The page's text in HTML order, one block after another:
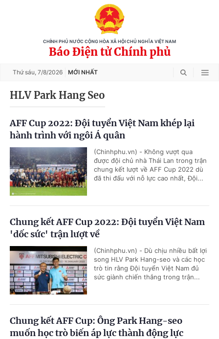
CHÍNH PHỦ NƯỚC CỘNG HÒA XÃ HỘI CHỦ NGHĨA VIỆT NAM
Báo Điện tử Chính phủ
Thứ sáu, 7/8/2026 MỚI NHẤT
HLV Park Hang Seo
AFF Cup 2022: Đội tuyển Việt Nam khép lại
hành trình với ngôi Á quân
(Chinhphu.vn) - Không vượt qua
được đội chủ nhà Thái Lan trong trận
chung kết lượt về AFF Cup 2022 dù
đã thi đấu với nỗ lực cao nhất, Đội...
Chung kết AFF Cup 2022: Đội tuyển Việt Nam
'dốc sức' trận lượt về
(Chinhphu.vn) - Dù chịu nhiều bất lợi
song HLV Park Hang-seo và các học
trò tin rằng Đội tuyển Việt Nam đủ
sức giành chiến thắng trong trận...
Chung kết AFF Cup: Ông Park Hang-seo
muốn học trò biến áp lực thành động lực